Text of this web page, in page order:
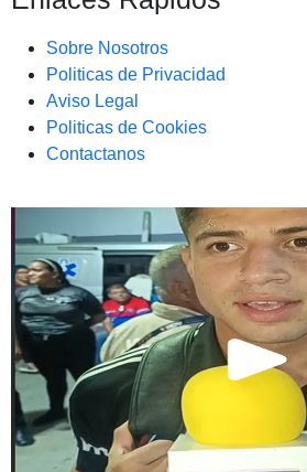
Sobre Nosotros
Politicas de Privacidad
Aviso Legal
Politicas de Cookies
Contactanos